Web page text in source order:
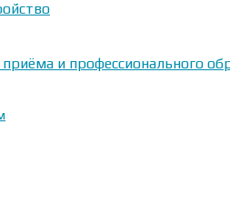
и профессионального